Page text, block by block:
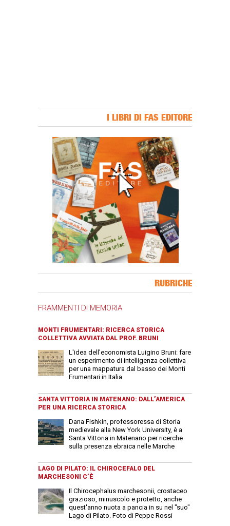
I LIBRI DI FAS EDITORE
RUBRICHE
FRAMMENTI DI MEMORIA
MONTI FRUMENTARI: RICERCA STORICA
COLLETTIVA AVVIATA DAL PROF. BRUNI
L'idea dell'economista Luigino Bruni: fare
un esperimento di intelligenza collettiva
per una mappatura dal basso dei Monti
Frumentari in Italia
SANTA VITTORIA IN MATENANO: DALL’AMERICA
PER UNA RICERCA STORICA
Dana Fishkin, professoressa di Storia
medievale alla New York University, è a
Santa Vittoria in Matenano per ricerche
sulla presenza ebraica nelle Marche
LAGO DI PILATO: IL CHIROCEFALO DEL
MARCHESONI C’È
Il Chirocephalus marchesonii, crostaceo
grazioso, minuscolo e protetto, anche
quest'anno nuota a pancia in su nel "suo"
Lago di Pilato. Foto di Peppe Rossi